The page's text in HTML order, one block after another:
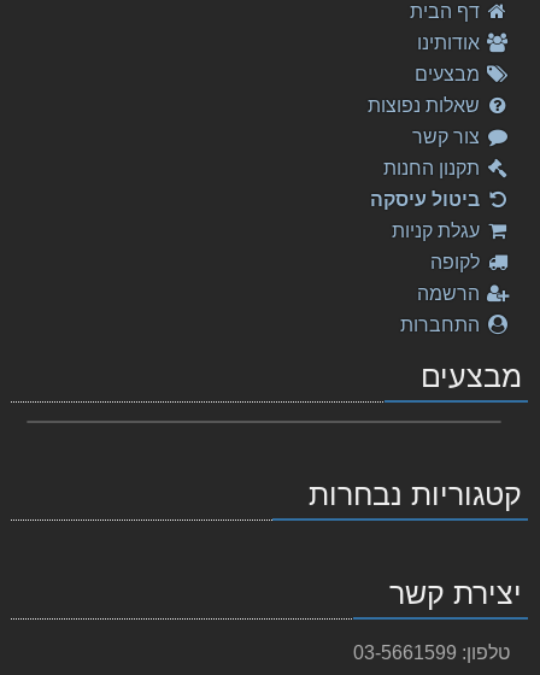
דף הבית
אודותינו
מבצעים
שאלות נפוצות
צור קשר
תקנון החנות
ביטול עיסקה
עגלת קניות
לקופה
הרשמה
התחברות
מבצעים
קטגוריות נבחרות
יצירת קשר
טלפון: 03-5661599